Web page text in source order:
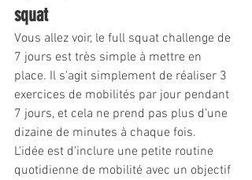
squat
Vous allez voir, le full squat challenge de
7 jours est très simple à mettre en
place. Il s'agit simplement de réaliser 3
exercices de mobilités par jour pendant
7 jours, et cela ne prend pas plus d'une
dizaine de minutes à chaque fois.
L'idée est d'inclure une petite routine
quotidienne de mobilité avec un objectif